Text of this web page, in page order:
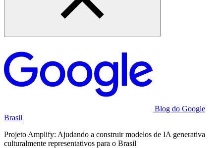
Blog do Google
Brasil
Projeto Amplify: Ajudando a construir modelos de IA generativa
culturalmente representativos para o Brasil